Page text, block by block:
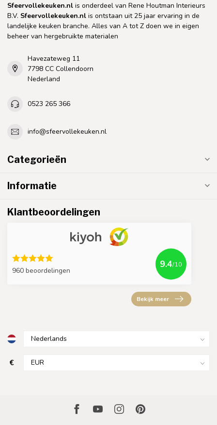
Sfeervollekeuken.nl is onderdeel van Rene Houtman Interieurs
B.V. Sfeervollekeuken.nl is ontstaan uit 25 jaar ervaring in de
landelijke keuken branche. Alles van A tot Z doen we in eigen
beheer van hergebruikte materialen
Havezateweg 11
7798 CC Collendoorn
Nederland
0523 265 366
info@sfeervollekeuken.nl
Categorieën
Informatie
Klantbeoordelingen
960 beoordelingen
9.4/10
Bekijk meer
€